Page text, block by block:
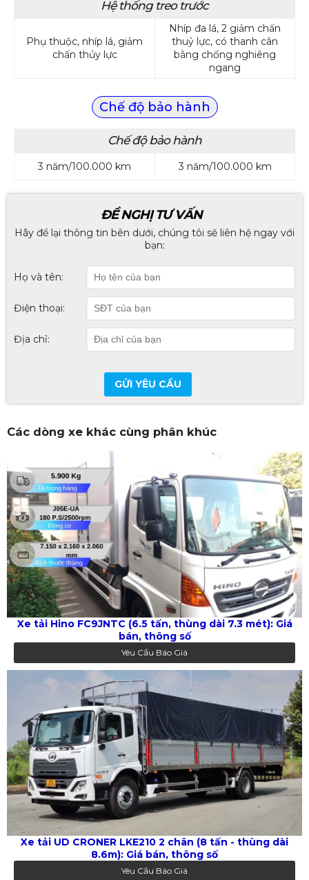
Hệ thống treo trước
Phụ thuộc, nhíp lá, giảm
chấn thủy lực
Nhíp đa lá, 2 giảm chấn
thuỷ lực, có thanh cân
bằng chống nghiêng
ngang
Chế độ bảo hành
Chế độ bảo hành
3 năm/100.000 km 3 năm/100.000 km
ĐỀ NGHỊ TƯ VẤN
Hãy để lại thông tin bên dưới, chúng tôi sẽ liên hệ ngay với
bạn:
Họ và tên:
Điện thoại:
Địa chỉ:
GỬI YÊU CẦU
Các dòng xe khác cùng phân khúc
Xe tải Hino FC9JNTC (6.5 tấn, thùng dài 7.3 mét): Giá
bán, thông số
Yêu Cầu Báo Giá
Xe tải UD CRONER LKE210 2 chân (8 tấn - thùng dài
8.6m): Giá bán, thông số
Yêu Cầu Báo Giá